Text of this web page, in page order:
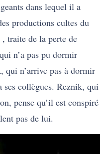
dans lequel il a
productions cultes du
, traite de la perte de
n’a pas pu dormir
qui n’arrive pas à dormir
ses collègues. Reznik, qui
pense qu’il est conspiré
pas de lui.